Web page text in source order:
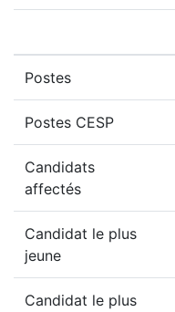
Postes
Postes CESP
Candidats
affectés
Candidat le plus
jeune
Candidat le plus